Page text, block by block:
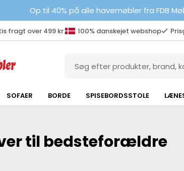
Op til 40% på alle havemøbler fra FDB
fragt over 499 kr. 100% danskejet webshop
SOFAER BORDE SPISEBORDSSTOLE
til bedsteforældre